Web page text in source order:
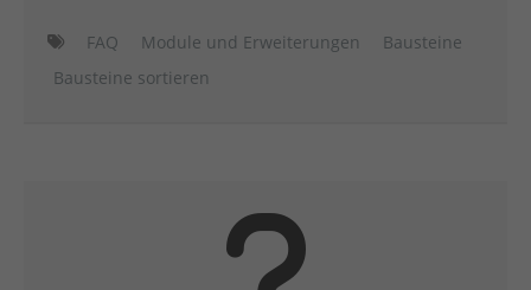
FAQ Module und Erweiterungen
Bausteine
Bausteine sortieren